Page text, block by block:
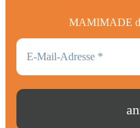
MAMIMADE